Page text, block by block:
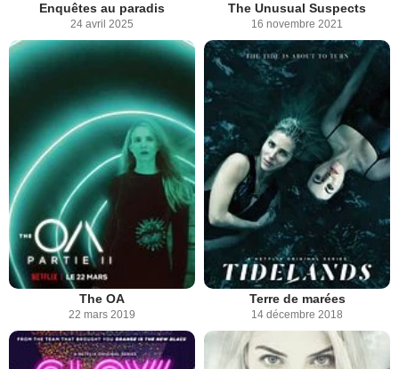
Enquêtes au paradis
24 avril 2025
The Unusual Suspects
16 novembre 2021
The OA
22 mars 2019
Terre de marées
14 décembre 2018